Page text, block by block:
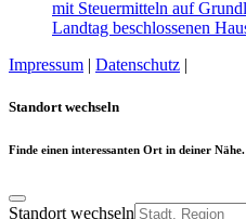
Impressum | Datenschutz |
Standort wechseln
Finde einen interessanten Ort in deiner Nähe.
Standort wechseln